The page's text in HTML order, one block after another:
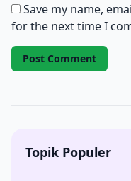
Save my name,
for the next time I
Topik Populer